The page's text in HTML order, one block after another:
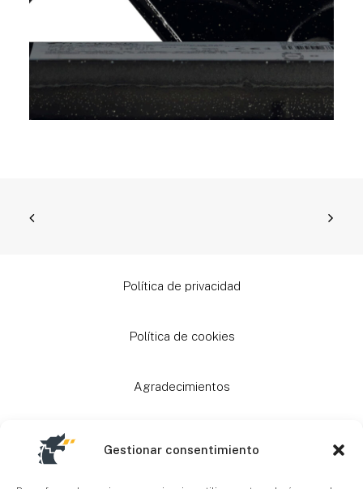
Gestionar consentimiento
Política de privacidad
Política de cookies
Agradecimientos